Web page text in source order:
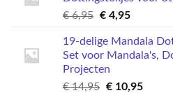
€6,95 Oorspronkelijke
was:
€ 6,95.
€4,95Huidige
is:
€ 4,95.
19-delige Mandala
Set voor Mandala's,
Projecten
€14,95 €10,95